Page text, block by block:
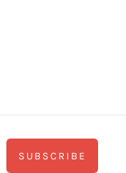
SUBSCRIBE